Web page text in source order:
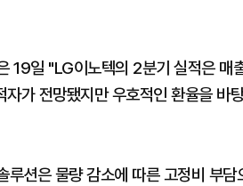
19일 "LG이노텍의 2분기 실적은
가 전망됐지만 우호적인 환율을 바
루션은 물량 감소에 따른 고정비 부